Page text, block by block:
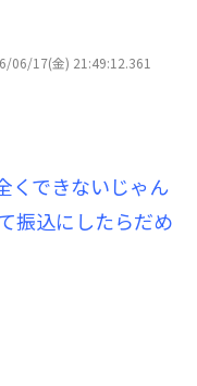
06/17(金) 21:49:12.361
くできないじゃん
振込にしたらだめ